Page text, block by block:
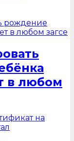
в любом